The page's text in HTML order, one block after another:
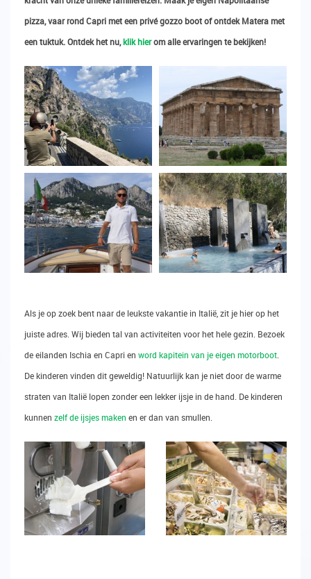
pizza, vaar rond Capri met een privé gozzo boot of ontdek Matera met
een tuktuk. Ontdek het nu,klik hierom alle ervaringen te bekijken!
Als je op zoek bent naar de leukste vakantie in Italië, zit je hier op het
juiste adres. Wij bieden tal van activiteiten voor het hele gezin. Bezoek
de eilanden Ischia en Capri en word kapitein van je eigen motorboot
De kinderen vinden dit geweldig! Natuurlijk kan je niet door de warme
straten van Italië lopen zonder een lekker ijsje in de hand. De kinderen
kunnen zelf de ijsjes maken en er dan van smullen.